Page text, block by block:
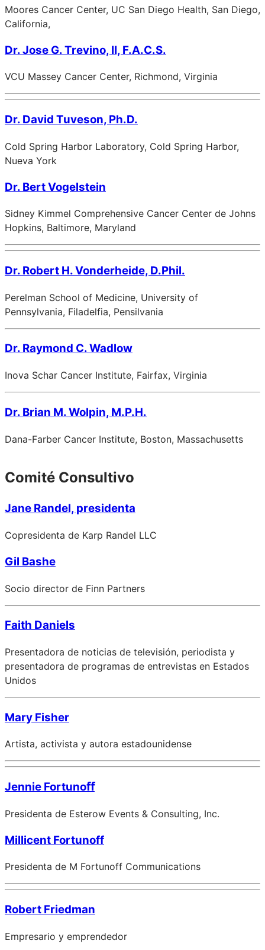
Moores Cancer Center, UC San Diego Health, San Diego,
California,
Dr. Jose G. Trevino, II, F.A.C.S.
VCU Massey Cancer Center, Richmond, Virginia
Dr. David Tuveson, Ph.D.
Cold Spring Harbor Laboratory, Cold Spring Harbor,
Nueva York
Dr. Bert Vogelstein
Sidney Kimmel Comprehensive Cancer Center de Johns
Hopkins, Baltimore, Maryland
Dr. Robert H. Vonderheide, D.Phil.
Perelman School of Medicine, University of
Pennsylvania, Filadelfia, Pensilvania
Dr. Raymond C. Wadlow
Inova Schar Cancer Institute, Fairfax, Virginia
Dr. Brian M. Wolpin, M.P.H.
Dana-Farber Cancer Institute, Boston, Massachusetts
Comité Consultivo
Jane Randel, presidenta
Copresidenta de Karp Randel LLC
Gil Bashe
Socio director de Finn Partners
Faith Daniels
Presentadora de noticias de televisión, periodista y
presentadora de programas de entrevistas en Estados
Unidos
Mary Fisher
Artista, activista y autora estadounidense
Jennie Fortunoﬀ
Presidenta de Esterow Events & Consulting, Inc.
Millicent Fortunoff
Presidenta de M Fortunoff Communications
Robert Friedman
Empresario y emprendedor